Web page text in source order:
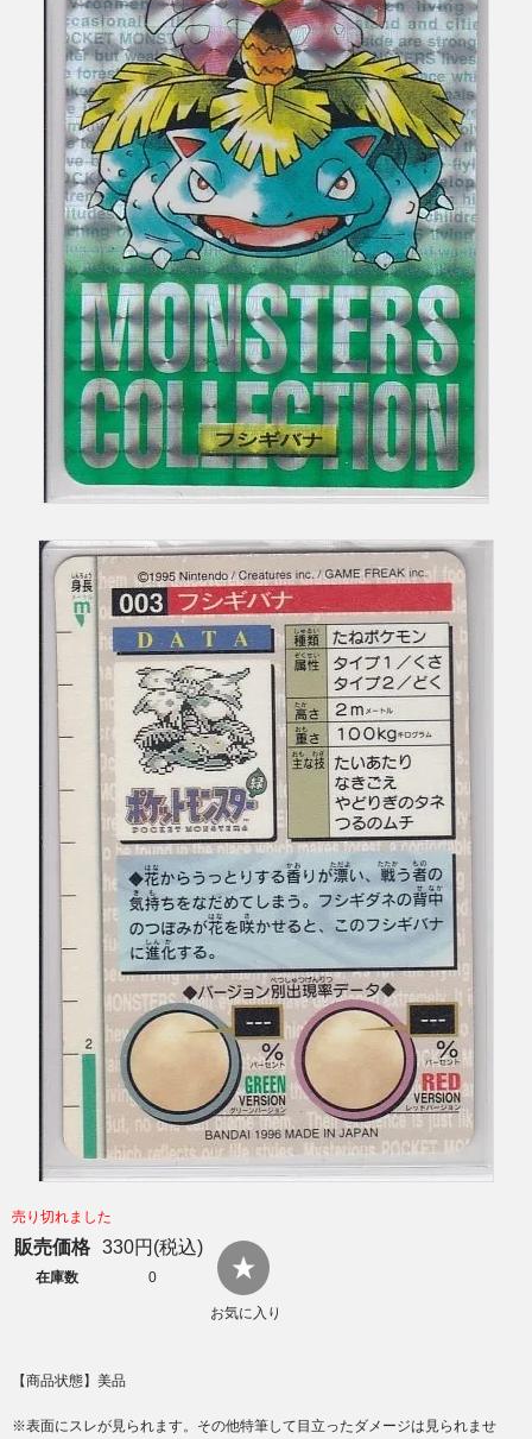
売り切れました
販売価格 330円(税込)
在庫数 0
お気に入り
【商品状態】美品
※表面にスレが見られます。その他特筆して目立ったダメージは見られませ